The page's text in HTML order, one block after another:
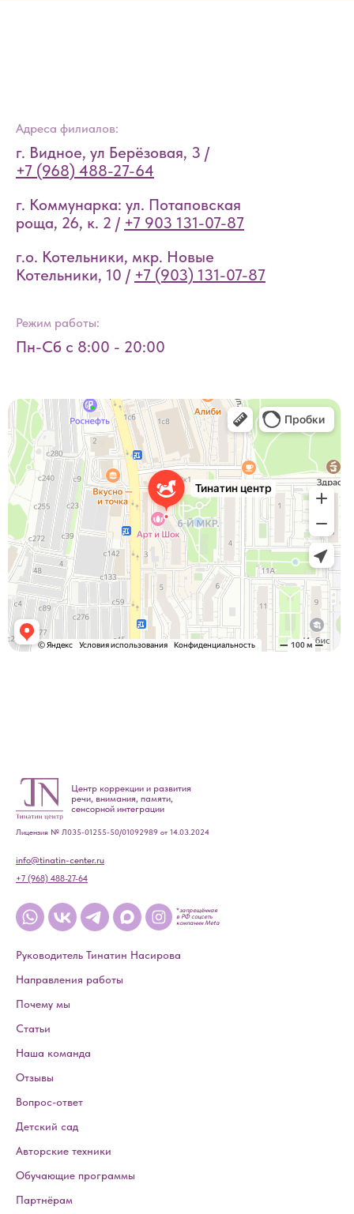
г. Коммунарка: ул. Потаповская
роща, 26, к. 2 / +7 903 131-07-87
г.о. Котельники, мкр. Новые
Котельники, 10 / +7 (903) 131-07-87
г. Видное, ул Берёзовая, 3 /
+7 (968) 488-27-64
Адреса филиалов:
Пн-Сб с 8:00 - 20:00
Режим работы:
Тинатин центр
Детский сад, ясли в Видном
Психологический центр в Видном
Центр коррекции и развития
речи, внимания, памяти,
сенсорной интеграции
Лицензия № Л035-01255-50/01092989 от 14.03.2024
*запрещённая
в РФ соцсеть
компании Meta
info@tinatin-center.ru
+7 (968) 488-27-64
Руководитель Тинатин Насирова
Направления работы
Почему мы
Статьи
Наша команда
Отзывы
Детский сад
Авторские техники
Обучающие программы
Партнёрам
Вопрос-ответ